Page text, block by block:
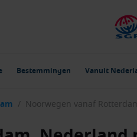
Bestemmingen Vanuit
/